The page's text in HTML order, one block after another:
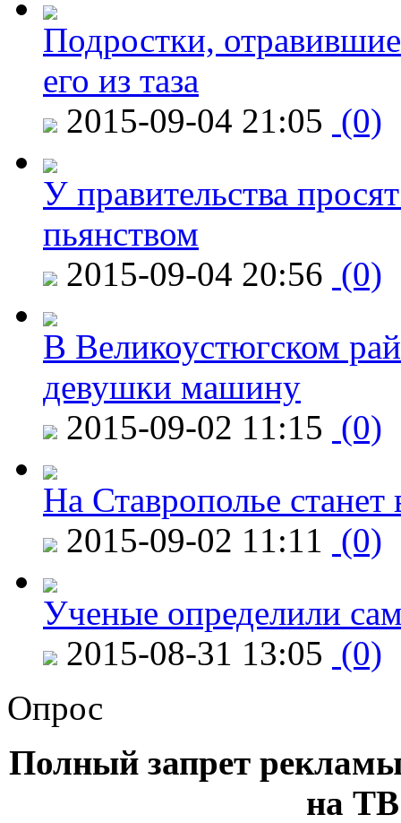
Подростки,
его из таза
2015-09-04 21:05 (0)
У правительства
пьянством
2015-09-04 20:56 (0)
В Великоустюгском
девушки машину
2015-09-02 11:15 (0)
На Ставрополье
2015-09-02 11:11 (0)
Ученые определили
2015-08-31 13:05 (0)
Опрос
Полный запрет
на ТВ